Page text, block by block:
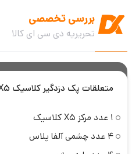
بررسی تخصصی
تحریریه دی سی ای کالا
متعلقات پک دزدگیر کلاسیک X5 و چهار چشمی با سیم
1 عدد مرکز X5 کلاسیک
4 عدد چشمی آلفا پلاس